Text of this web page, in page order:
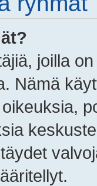
joilla
Nämä